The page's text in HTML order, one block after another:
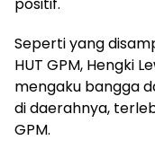
positif.
Seperti yang
HUT GPM, Hengki
mengaku bangga
di daerahnya,
GPM.